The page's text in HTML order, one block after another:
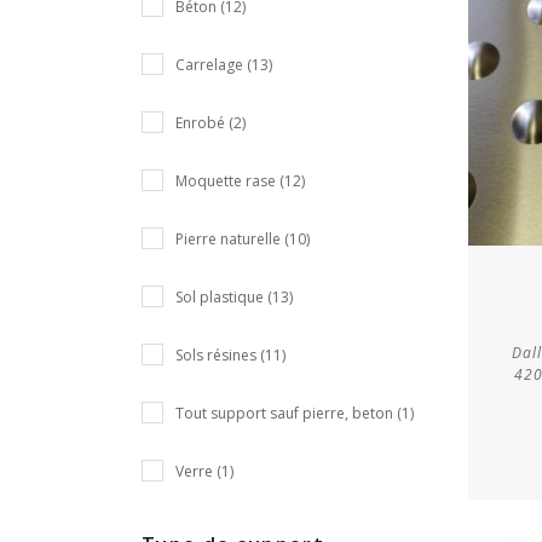
Béton (12)
Carrelage (13)
Enrobé (2)
Moquette rase (12)
Pierre naturelle (10)
Sol plastique (13)
Sols résines (11)
Tout support sauf pierre, beton (1)
Verre (1)